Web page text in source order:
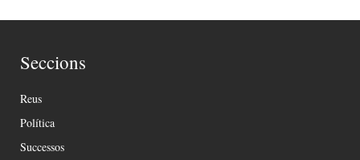
Seccions
Reus
Política
Successos